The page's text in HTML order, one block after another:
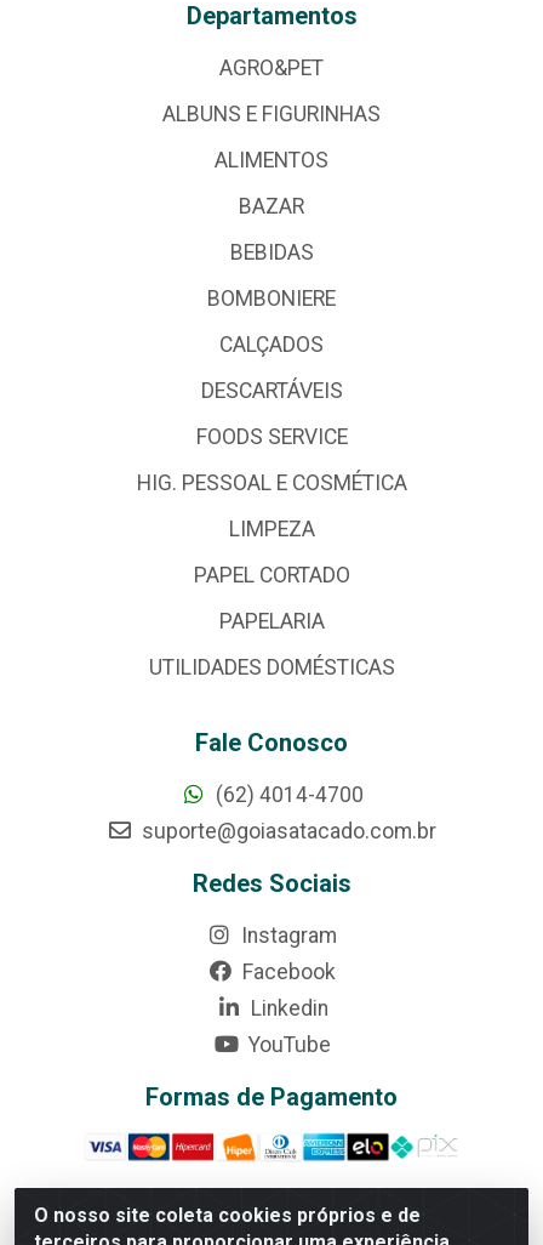
O nosso site coleta cookies próprios e de
Departamentos
AGRO&PET
ALBUNS E FIGURINHAS
ALIMENTOS
BAZAR
BEBIDAS
BOMBONIERE
CALÇADOS
DESCARTÁVEIS
FOODS SERVICE
HIG. PESSOAL E COSMÉTICA
LIMPEZA
PAPEL CORTADO
PAPELARIA
UTILIDADES DOMÉSTICAS
Fale Conosco
(62) 4014-4700
suporte@goiasatacado.com.br
Redes Sociais
Instagram
Facebook
Linkedin
YouTube
Formas de Pagamento